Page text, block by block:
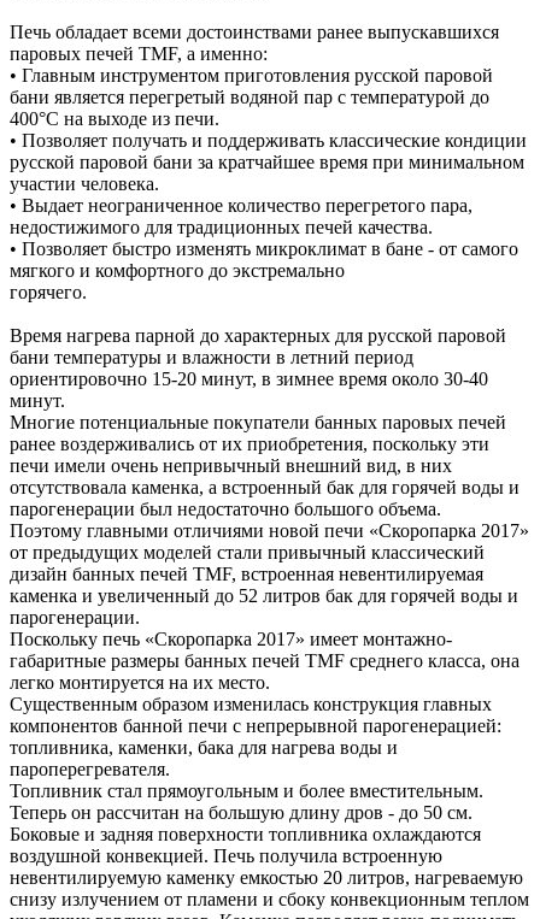
Печь обладает всеми достоинствами ранее выпускавшихся
паровых печей TMF, а именно:
• Главным инструментом приготовления русской паровой
бани является перегретый водяной пар с температурой до
400°С на выходе из печи.
• Позволяет получать и поддерживать классические кондиции
русской паровой бани за кратчайшее время при минимальном
участии человека.
• Выдает неограниченное количество перегретого пара,
недостижимого для традиционных печей качества.
• Позволяет быстро изменять микроклимат в бане - от самого
мягкого и комфортного до экстремально
горячего.
Время нагрева парной до характерных для русской паровой
бани температуры и влажности в летний период
ориентировочно 15-20 минут, в зимнее время около 30-40
минут.
Многие потенциальные покупатели банных паровых печей
ранее воздерживались от их приобретения, поскольку эти
печи имели очень непривычный внешний вид, в них
отсутствовала каменка, а встроенный бак для горячей воды и
парогенерации был недостаточно большого объема.
Поэтому главными отличиями новой печи «Скоропарка 2017»
от предыдущих моделей стали привычный классический
дизайн банных печей TMF, встроенная невентилируемая
каменка и увеличенный до 52 литров бак для горячей воды и
парогенерации.
Поскольку печь «Скоропарка 2017» имеет монтажно-
габаритные размеры банных печей TMF среднего класса, она
легко монтируется на их место.
Существенным образом изменилась конструкция главных
компонентов банной печи с непрерывной парогенерацией:
топливника, каменки, бака для нагрева воды и
пароперегревателя.
Топливник стал прямоугольным и более вместительным.
Теперь он рассчитан на большую длину дров - до 50 см.
Боковые и задняя поверхности топливника охлаждаются
воздушной конвекцией. Печь получила встроенную
невентилируемую каменку емкостью 20 литров, нагреваемую
снизу излучением от пламени и сбоку конвекционным теплом